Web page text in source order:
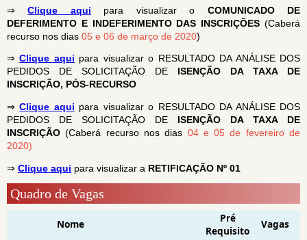
⇒Clique aqui para visualizar o COMUNICADO DE
DEFERIMENTO E INDEFERIMENTO DAS INSCRIÇÕES (Caberá
recurso nos dias 05 e 06 de março de 2020)
⇒Clique aqui para visualizar o RESULTADO DA ANÁLISE DOS
PEDIDOS DE SOLICITAÇÃO DE ISENÇÃO DA TAXA DE
INSCRIÇÃO, PÓS-RECURSO
⇒Clique aqui para visualizar o RESULTADO DA ANÁLISE DOS
PEDIDOS DE SOLICITAÇÃO DE ISENÇÃO DA TAXA DE
INSCRIÇÃO(Caberá recurso nos dias 04 e 05 de fevereiro de
2020)
⇒ Clique aqui para visualizar a RETIFICAÇÃO Nº 01
Quadro de Vagas
Nome
Pré
Requisito
Vagas